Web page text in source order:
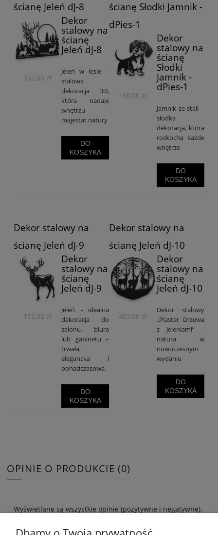
ścianę Jeleń dJ-8
352,00 zł
Dekor
stalowy na
ścianę
Jeleń dJ-8
Jeleń w lesie –
stalowa
dekoracja 3D,
która nadaje
wnętrzu
majestat natury
DO
KOSZYKA
ścianę Słodki Jamnik -
dPies-1
190,00 zł
Dekor
stalowy na
ścianę
Słodki
Jamnik -
dPies-1
Jamnik ze stali –
słodka
dekoracja, która
rozkocha każde
wnętrze
DO
KOSZYKA
Dekor stalowy na
ścianę Jeleń dJ-9
172,00 zł
Dekor
stalowy na
ścianę
Jeleń dJ-9
Jeleń - idealna
dekoracja do
salonu, biura
lub gabinetu –
trwała,
elegancka i
ponadczasowa.
DO
KOSZYKA
Dekor stalowy na
ścianę Jeleń dJ-10
407,00 zł
Dekor
stalowy na
ścianę
Jeleń dJ-10
Dekor stalowy
„Plaster Drzewa
z Jeleniami” –
natura w
nowoczesnym
wydaniu
DO
KOSZYKA
OPINIE O PRODUKCIE (0)
Wyświetlane są wszystkie opinie (pozytywne i negatywne).